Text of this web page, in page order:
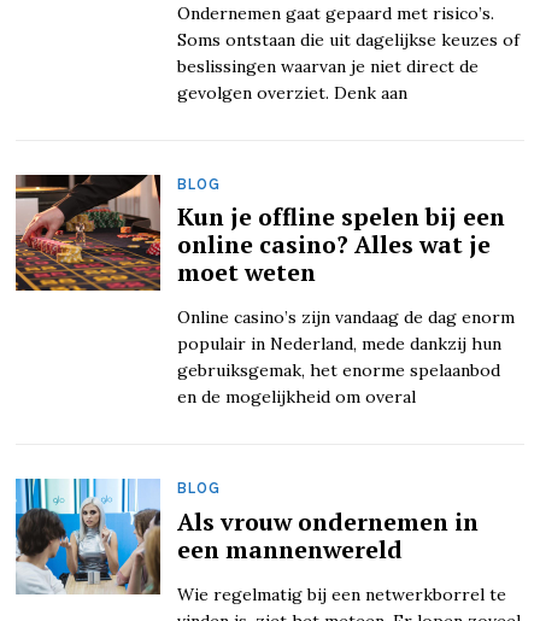
Ondernemen gaat gepaard met risico’s.
Soms ontstaan die uit dagelijkse keuzes of
beslissingen waarvan je niet direct de
gevolgen overziet. Denk aan
BLOG
Kun je offline spelen bij een
online casino? Alles wat je
moet weten
Online casino’s zijn vandaag de dag enorm
populair in Nederland, mede dankzij hun
gebruiksgemak, het enorme spelaanbod
en de mogelijkheid om overal
BLOG
Als vrouw ondernemen in
een mannenwereld
Wie regelmatig bij een netwerkborrel te